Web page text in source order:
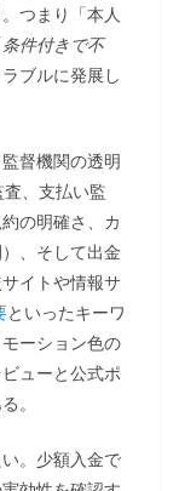
つまり「本人
条件付きで不
ブルに発展し
督機関の透明
、支払い監
の明確さ、カ
、そして出金
イトや情報サ
といったキーワ
ーション色の
ューと公式ポ
。
。少額入金で